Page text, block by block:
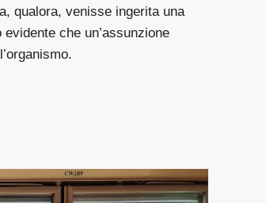
qualora, venisse ingerita una
che un’assunzione